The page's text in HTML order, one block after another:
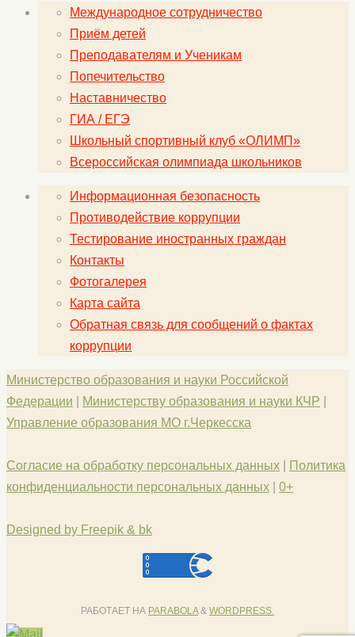
Международное сотрудничество
Приём детей
Преподавателям и Ученикам
Попечительство
Наставничество
ГИА / ЕГЭ
Школьный спортивный клуб «ОЛИМП»
Всероссийская олимпиада школьников
Информационная безопасность
Противодействие коррупции
Тестирование иностранных граждан
Контакты
Фотогалерея
Карта сайта
Обратная связь для сообщений о фактах
коррупции
Министерство образования и науки Российской
Федерации
Министерству образования и науки КЧР
Управление образования МО г.Черкесска
Согласие на обработку персональных данных
Политика
конфиденциальности персональных данных
0+
Designed by Freepik & bk
РАБОТАЕТ НА PARABOLA& WORDPRESS.